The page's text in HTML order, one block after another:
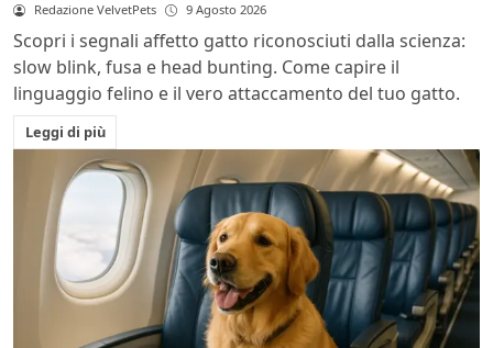
Redazione VelvetPets 9 Agosto 2026
Scopri i segnali affetto gatto riconosciuti dalla scienza:
slow blink, fusa e head bunting. Come capire il
linguaggio felino e il vero attaccamento del tuo gatto.
Leggi di più